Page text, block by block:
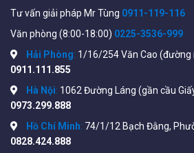
Xem đầy đủ tính năng và thông số
datasheet của nhà sản xuất tại đây:
https://www.hikvision.com/
2CD1027G0-
Tư vấn giải pháp Mr Tùng 0911-119-116
Văn phòng (8:00-18:00) 0225-3536-999
Hải Phòng: 1/16/254 Văn Cao (đường
0911.111.855
Hà Nội: 1062 Đường Láng (gần cầu
0973.299.888
Hồ Chí Minh: 74/1/12 Bạch Đằng,
0828.424.888